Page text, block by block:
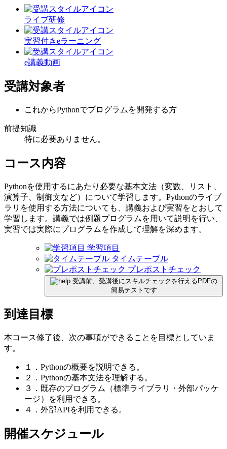
ライブ研修
実習付きeラーニング
e講義動画
受講対象者
これからPythonでプログラムを開発する方
前提知識
特に必要ありません。
コース内容
Pythonを使用するにあたり必要な基本文法（変数、リスト、
演算子、制御文など）について学習します。Pythonのライブ
ラリを使用する方法についても、講義および実習をとおして
学習します。講義では例題プログラムを用いて説明を行い、
実習では実際にプログラムを作成して理解を深めます。
学習項目
タイムテーブル
プレポストチェック
受講前、受講後にスキルチェックを行えるPDFの
簡易テストです
到達目標
本コース修了後、次の事項ができることを目標としていま
す。
１．Pythonの概要を説明できる。
２．Pythonの基本文法を理解する。
３．既存のプログラム（標準ライブラリ・外部パッケ
ージ）を利用できる。
４．外部APIを利用できる。
開催スケジュール